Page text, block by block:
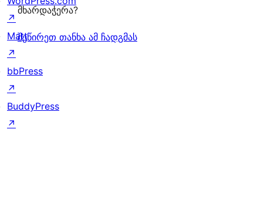
მხარდაჭერა?
შეწირეთ თანხა ამ ჩადგმას
↗
Matt
↗
bbPress
↗
BuddyPress
↗